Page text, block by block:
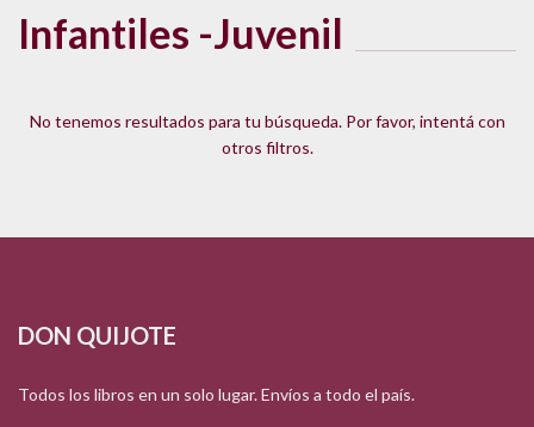
Infantiles -Juvenil
No tenemos resultados para tu búsqueda. Por favor, intentá con
otros filtros.
DON QUIJOTE
Todos los libros en un solo lugar. Envíos a todo el país.